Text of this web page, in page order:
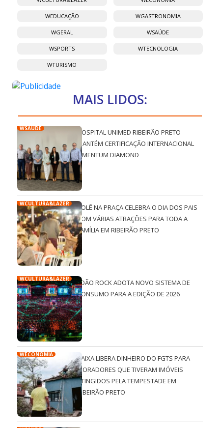
WEDUCAÇÃO WGASTRONOMIA
WGERAL WSAÚDE
WSPORTS WTECNOLOGIA
WTURISMO
MAIS LIDOS:
WSAÚDE
HOSPITAL UNIMED RIBEIRÃO PRETO
MANTÉM CERTIFICAÇÃO INTERNACIONAL
QMENTUM DIAMOND
WCULTURA&LAZER
ROLÊ NA PRAÇA CELEBRA O DIA DOS PAIS
COM VÁRIAS ATRAÇÕES PARA TODA A
FAMÍLIA EM RIBEIRÃO PRETO
WCULTURA&LAZER
JOÃO ROCK ADOTA NOVO SISTEMA DE
CONSUMO PARA A EDIÇÃO DE 2026
WECONOMIA
CAIXA LIBERA DINHEIRO DO FGTS PARA
MORADORES QUE TIVERAM IMÓVEIS
ATINGIDOS PELA TEMPESTADE EM
RIBEIRÃO PRETO